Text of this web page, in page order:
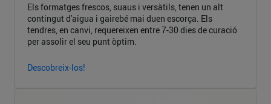
Els formatges frescos, suaus i versàtils, tenen un alt
contingut d'aigua i gairebé mai duen escorça. Els
tendres, en canvi, requereixen entre 7-30 dies de curació
per assolir el seu punt òptim.
Descobreix-los!